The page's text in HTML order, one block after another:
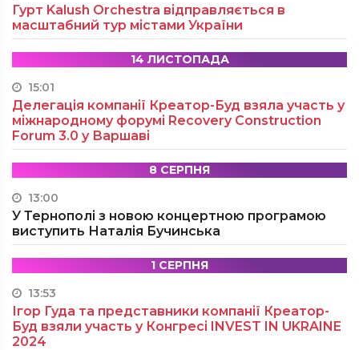
Гурт Kalush Orchestra відправляється в
масштабний тур містами України
14 ЛИСТОПАДА
15:01
Делегація компанії Креатор-Буд взяла участь у
міжнародному форумі Recovery Construction
Forum 3.0 у Варшаві
8 СЕРПНЯ
13:00
У Тернополі з новою концертною програмою
виступить Наталія Бучинська
1 СЕРПНЯ
13:53
Ігор Гуда та представники компанії Креатор-
Буд взяли участь у Конгресі INVEST IN UKRAINE
2024